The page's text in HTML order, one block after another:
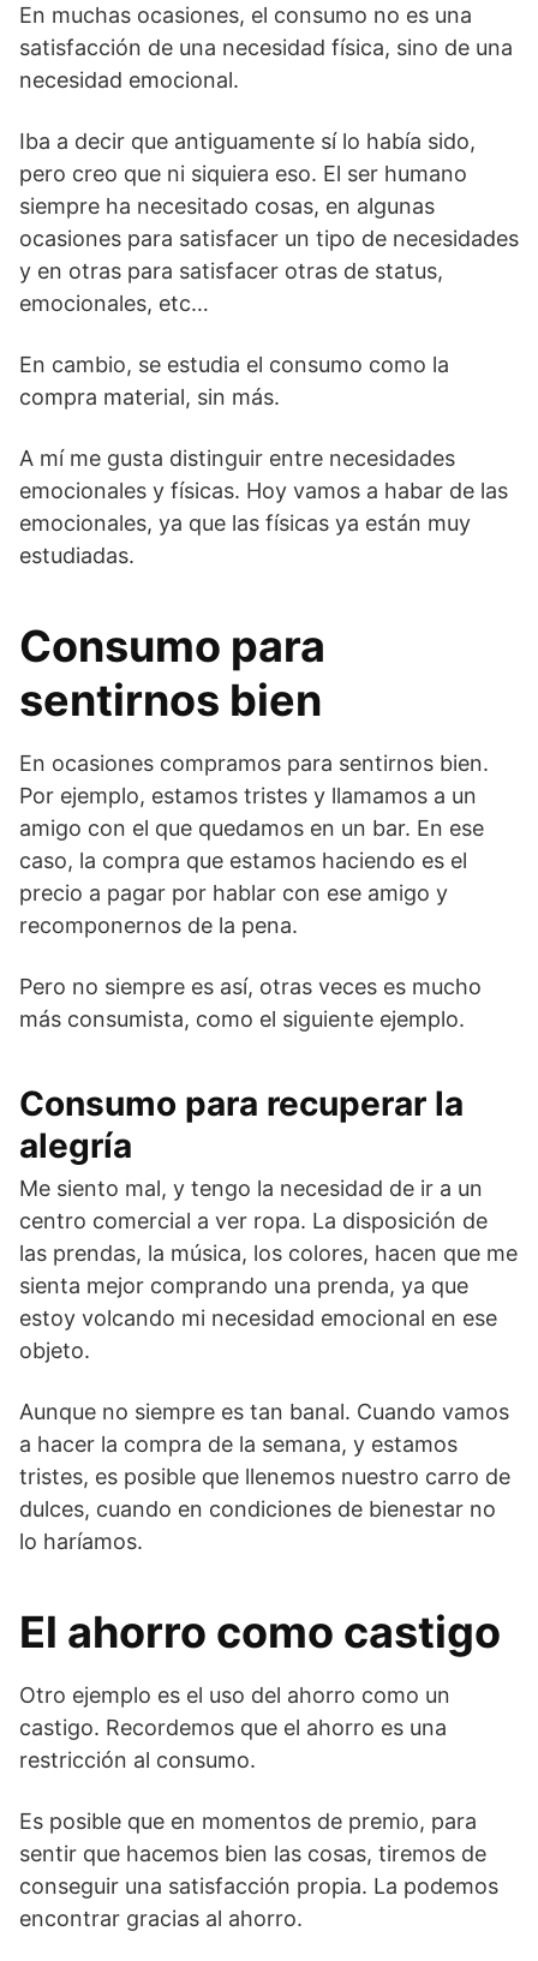
En muchas ocasiones, el consumo no es una
satisfacción de una necesidad física, sino de una
necesidad emocional.
Iba a decir que antiguamente sí lo había sido,
pero creo que ni siquiera eso. El ser humano
siempre ha necesitado cosas, en algunas
ocasiones para satisfacer un tipo de necesidades
y en otras para satisfacer otras de status,
emocionales, etc…
En cambio, se estudia el consumo como la
compra material, sin más.
A mí me gusta distinguir entre necesidades
emocionales y físicas. Hoy vamos a habar de las
emocionales, ya que las físicas ya están muy
estudiadas.
Consumo para
sentirnos bien
En ocasiones compramos para sentirnos bien.
Por ejemplo, estamos tristes y llamamos a un
amigo con el que quedamos en un bar. En ese
caso, la compra que estamos haciendo es el
precio a pagar por hablar con ese amigo y
recomponernos de la pena.
Pero no siempre es así, otras veces es mucho
más consumista, como el siguiente ejemplo.
Consumo para recuperar la
alegría
Me siento mal, y tengo la necesidad de ir a un
centro comercial a ver ropa. La disposición de
las prendas, la música, los colores, hacen que me
sienta mejor comprando una prenda, ya que
estoy volcando mi necesidad emocional en ese
objeto.
Aunque no siempre es tan banal. Cuando vamos
a hacer la compra de la semana, y estamos
tristes, es posible que llenemos nuestro carro de
dulces, cuando en condiciones de bienestar no
lo haríamos.
El ahorro como castigo
Otro ejemplo es el uso del ahorro como un
castigo. Recordemos que el ahorro es una
restricción al consumo.
Es posible que en momentos de premio, para
sentir que hacemos bien las cosas, tiremos de
conseguir una satisfacción propia. La podemos
encontrar gracias al ahorro.